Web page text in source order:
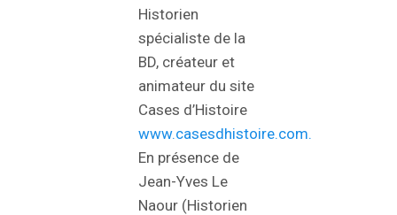
Historien
spécialiste de la
BD, créateur et
animateur du site
Cases d’Histoire
www.casesdhistoire.com.
En présence de
Jean-Yves Le
Naour (Historien